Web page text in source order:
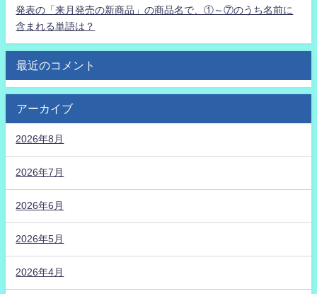
発表の「来月発売の新商品」の商品名で、①～⑦のうち名前に
含まれる単語は？
最近のコメント
アーカイブ
2026年8月
2026年7月
2026年6月
2026年5月
2026年4月